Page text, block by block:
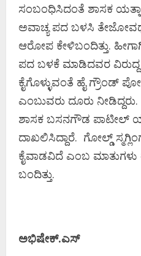
ಸಂಬಂಧಿಸಿದಂತೆ ಶಾಸಕ
ಅವಾಚ್ಯ ಪದ ಬಳಸಿ
ಆರೋಪ ಕೇಳಿಬಂದಿತ್ತು.
ಪದ ಬಳಕೆ ಮಾಡಿದವರ ವಿರುದ್ದ
ಕೈಗೊಳ್ಳುವಂತೆ ಹೈ ಗ್ರೌಂಡ್‌
ಎಂಬುವರು ದೂರು
ಶಾಸಕ ಬಸನಗೌಡ ಪಾಟೀಲ್‌
ದಾಖಲಿಸಿದ್ದಾರೆ. ಗೋಲ್ಡ್‌
ಕೈವಾಡವಿದೆ ಎಂಬ
ಬಂದಿತ್ತು.
ಅಭಿಷೇಕ್‌.ಎಸ್‌